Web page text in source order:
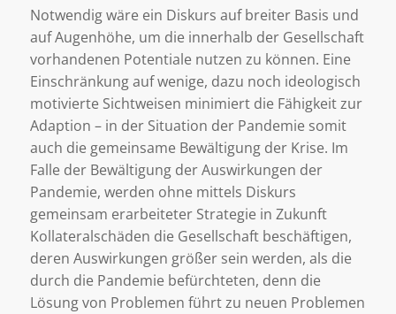
Notwendig wäre ein Diskurs auf breiter Basis und
auf Augenhöhe, um die innerhalb der Gesellschaft
vorhandenen Potentiale nutzen zu können. Eine
Einschränkung auf wenige, dazu noch ideologisch
motivierte Sichtweisen minimiert die Fähigkeit zur
Adaption – in der Situation der Pandemie somit
auch die gemeinsame Bewältigung der Krise. Im
Falle der Bewältigung der Auswirkungen der
Pandemie, werden ohne mittels Diskurs
gemeinsam erarbeiteter Strategie in Zukunft
Kollateralschäden die Gesellschaft beschäftigen,
deren Auswirkungen größer sein werden, als die
durch die Pandemie befürchteten, denn die
Lösung von Problemen führt zu neuen Problemen